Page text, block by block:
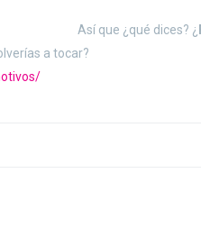
Así que ¿qué dices? ¿
a tocar?